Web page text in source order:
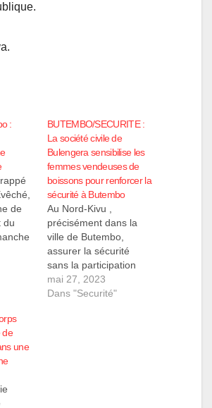
:
de
du
de
BUTEMBO/SECURITE :
La société civile de
Bulengera sensibilise les
femmes vendeuses de
boissons pour renforcer la
sécurité à Butembo
Au Nord-Kivu ,
précisément dans la
ville de Butembo,
assurer la sécurité
sans la participation
active des femmes
relève du domaine de
mai 27, 2023
Dans "Securité"
de
une